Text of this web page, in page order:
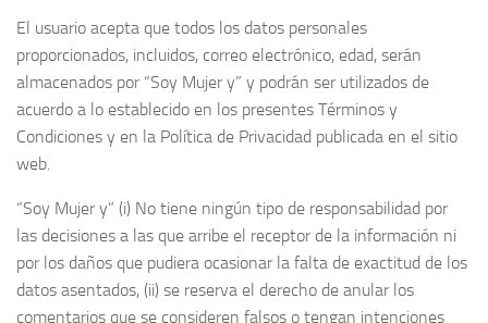
El usuario acepta que todos los datos personales
proporcionados, incluidos, correo electrónico, edad, serán
almacenados por “Soy Mujer y” y podrán ser utilizados de
acuerdo a lo establecido en los presentes Términos y
Condiciones y en la Política de Privacidad publicada en el sitio
web.
“Soy Mujer y” (i) No tiene ningún tipo de responsabilidad por
las decisiones a las que arribe el receptor de la información ni
por los daños que pudiera ocasionar la falta de exactitud de los
datos asentados, (ii) se reserva el derecho de anular los
comentarios que se consideren falsos o tengan intenciones